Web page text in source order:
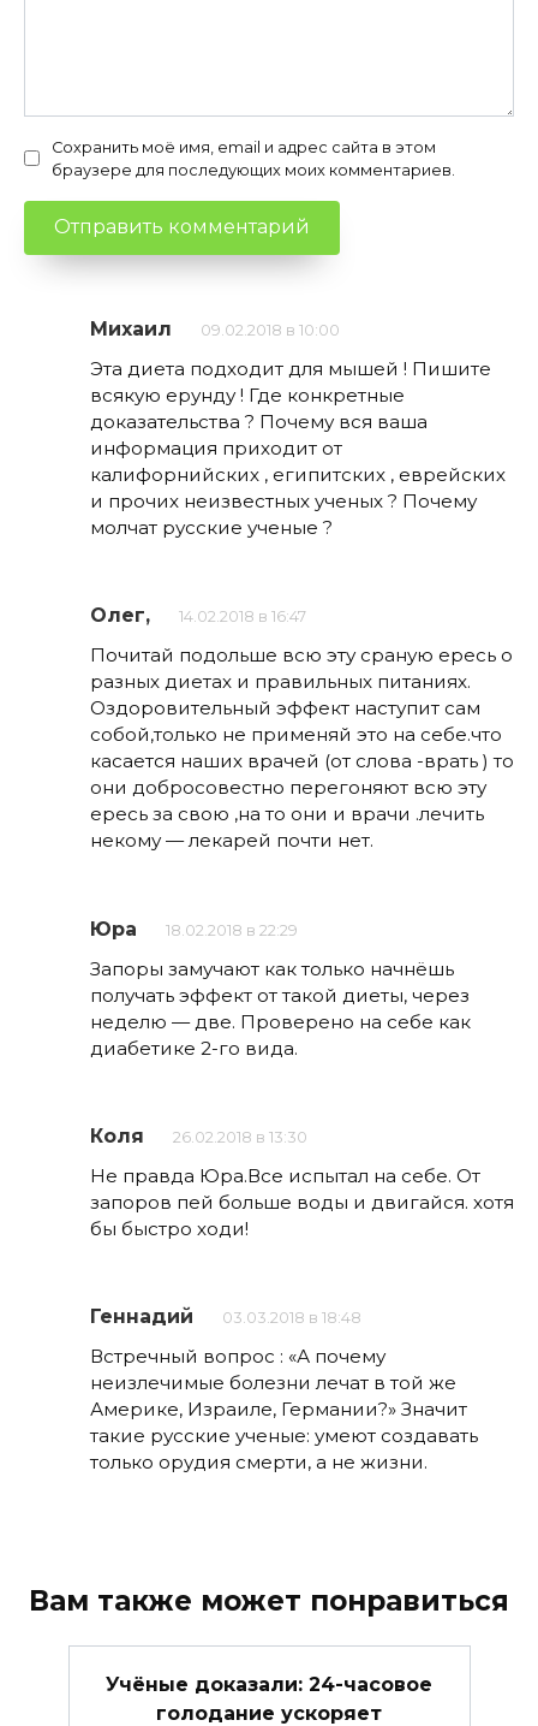
Сохранить моё имя, email и адрес сайта в этом
браузере для последующих моих комментариев.
Михаил 09.02.2018 в 10:00
Эта диета подходит для мышей ! Пишите
всякую ерунду ! Где конкретные
доказательства ? Почему вся ваша
информация приходит от
калифорнийских , египитских , еврейских
и прочих неизвестных ученых ? Почему
молчат русские ученые ?
Олег, 14.02.2018 в 16:47
Почитай подольше всю эту сраную ересь о
разных диетах и правильных питаниях.
Оздоровительный эффект наступит сам
собой,только не применяй это на себе.что
касается наших врачей (от слова -врать ) то
они добросовестно перегоняют всю эту
ересь за свою ,на то они и врачи .лечить
некому — лекарей почти нет.
Юра 18.02.2018 в 22:29
Запоры замучают как только начнёшь
получать эффект от такой диеты, через
неделю — две. Проверено на себе как
диабетике 2-го вида.
Коля 26.02.2018 в 13:30
Не правда Юра.Все испытал на себе. От
запоров пей больше воды и двигайся. хотя
бы быстро ходи!
Геннадий 03.03.2018 в 18:48
Встречный вопрос : «А почему
неизлечимые болезни лечат в той же
Америке, Израиле, Германии?» Значит
такие русские ученые: умеют создавать
только орудия смерти, а не жизни.
Вам также может понравиться
Учёные доказали: 24-часовое
голодание ускоряет